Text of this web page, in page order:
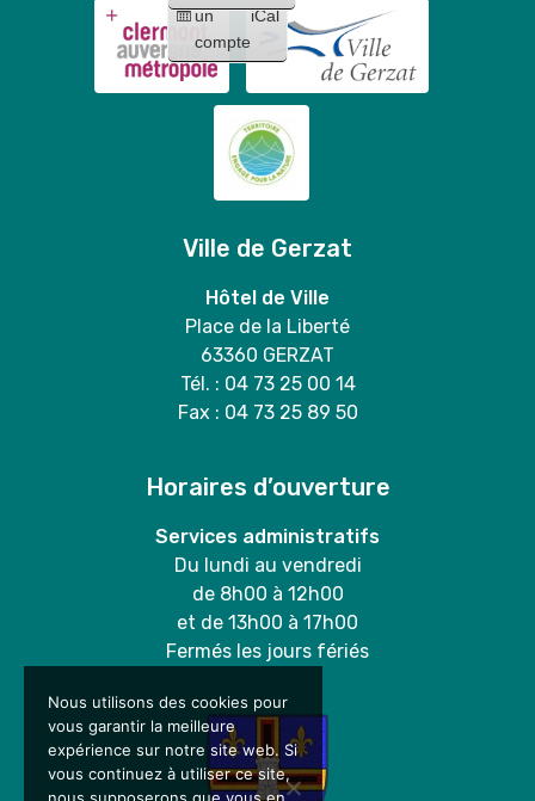
un
compte
iCal
Ville de Gerzat
Hôtel de Ville
Place de la Liberté
63360 GERZAT
Tél. : 04 73 25 00 14
Fax : 04 73 25 89 50
Horaires d’ouverture
Services administratifs
Du lundi au vendredi
de 8h00 à 12h00
et de 13h00 à 17h00
Fermés les jours fériés
Nous utilisons des cookies pour
vous garantir la meilleure
expérience sur notre site web. Si
vous continuez à utiliser ce site,